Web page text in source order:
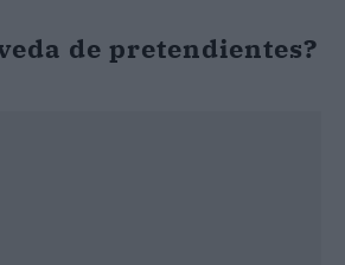
de pretendientes?